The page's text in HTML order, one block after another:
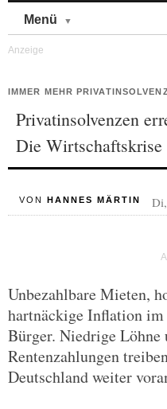
Menü
IMMER MEHR
Privatinsolvenzen
Die
VON HANNES MÄRTIN
Unbezahlbare Mieten,
hartnäckige Inflation
Bürger. Niedrige Löhne
Rentenzahlungen
Deutschland weiter